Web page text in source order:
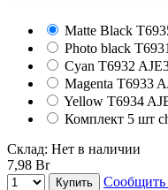
Matte Black
Photo black T6931
Cyan T6932
Magenta T6933
Yellow T6934
Комплект 5 шт
Склад: Нет в наличии
7,98 Br
Купить
Сообщить